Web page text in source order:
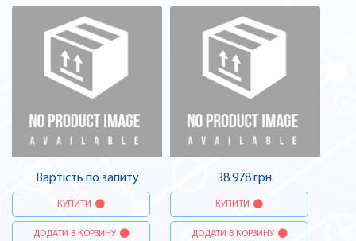
Вартість по запиту
КУПИТИ
ДОДАТИ В КОРЗИНУ
38 978 грн.
КУПИТИ
ДОДАТИ В КОРЗИНУ